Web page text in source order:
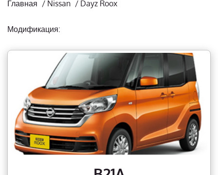
Главная / Nissan / Dayz Roox
Модификация: